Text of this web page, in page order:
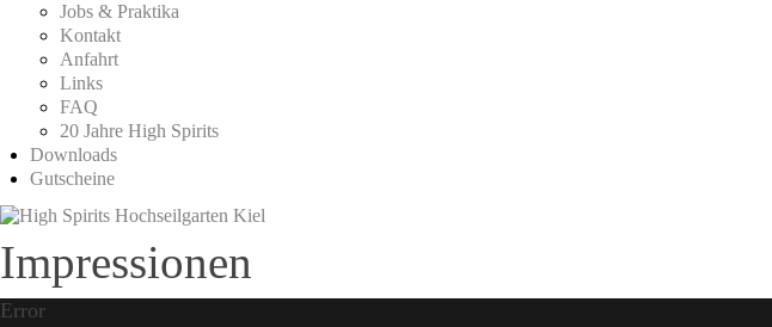
Jobs & Praktika
Kontakt
Anfahrt
Links
FAQ
20 Jahre High Spirits
Downloads
Gutscheine
Impressionen
Error